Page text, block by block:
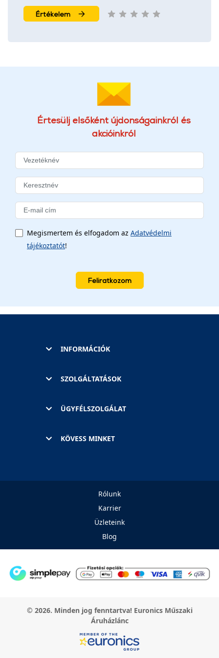
További információk:ÁSZF
Értékelem
Értesülj elsőként újdonságainkról és
akcióinkról
Megismertem és elfogadom az Adatvédelmi
tájékoztatót!
Feliratkozom
INFORMÁCIÓK
SZOLGÁLTATÁSOK
ÜGYFÉLSZOLGÁLAT
KÖVESS MINKET
Rólunk
Karrier
Üzleteink
Blog
© 2026. Minden jog fenntartva! Euronics Műszaki
Áruházlánc